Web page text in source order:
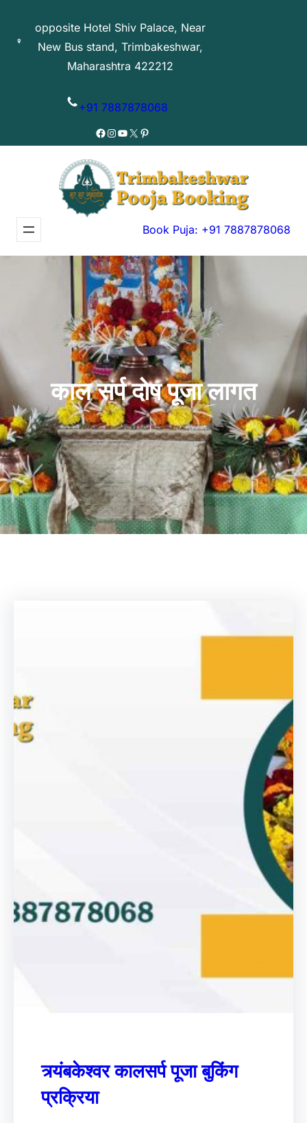
content
opposite Hotel Shiv Palace, Near
New Bus stand, Trimbakeshwar,
Maharashtra 422212
+91 7887878068
Facebook
Instagram
YouTube
X Pinterest
Book Puja: +91 7887878068
काल सर्प दोष पूजा लागत
त्र्यंबकेश्वर कालसर्प पूजा बुकिंग
प्रक्रिया